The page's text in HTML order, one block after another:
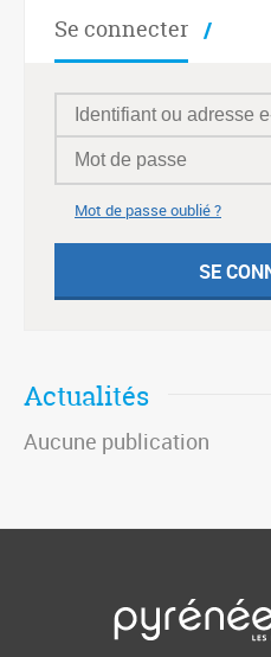
Se connecter
Mot de passe oublié ?
Actualités
Aucune publication